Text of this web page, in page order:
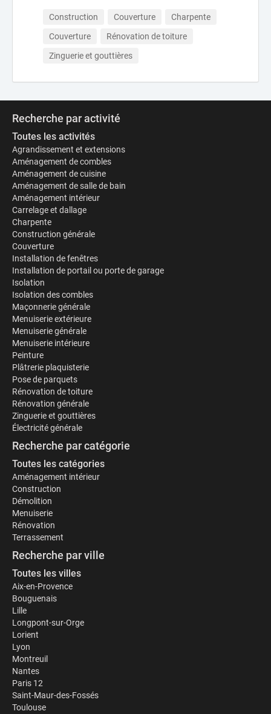
Construction Couverture
Charpente
Couverture
Rénovation de toiture
Zinguerie et gouttières
Recherche par activité
Toutes les activités
Agrandissement et extensions
Aménagement de combles
Aménagement de cuisine
Aménagement de salle de bain
Aménagement intérieur
Carrelage et dallage
Charpente
Construction générale
Couverture
Installation de fenêtres
Installation de portail ou porte de garage
Isolation
Isolation des combles
Maçonnerie générale
Menuiserie extérieure
Menuiserie générale
Menuiserie intérieure
Peinture
Plâtrerie plaquisterie
Pose de parquets
Rénovation de toiture
Rénovation générale
Zinguerie et gouttières
Électricité générale
Recherche par catégorie
Toutes les catégories
Aménagement intérieur
Construction
Démolition
Menuiserie
Rénovation
Terrassement
Recherche par ville
Toutes les villes
Aix-en-Provence
Bouguenais
Lille
Longpont-sur-Orge
Lorient
Lyon
Montreuil
Nantes
Paris 12
Saint-Maur-des-Fossés
Toulouse